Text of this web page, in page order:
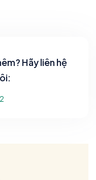
Hãy liên hệ